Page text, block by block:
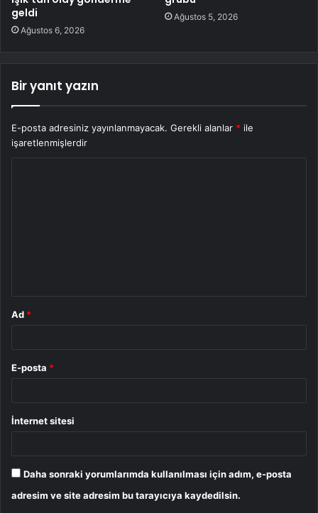
geldi
Ağustos 6, 2026
Ağustos 5, 2026
Bir yanıt yazın
E-posta adresiniz yayınlanmayacak. Gerekli alanlar * ile
işaretlenmişlerdir
Ad *
E-posta *
İnternet sitesi
Daha sonraki yorumlarımda kullanılması için adım, e-posta
adresim ve site adresim bu tarayıcıya kaydedilsin.